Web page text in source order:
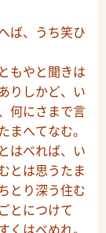
ば、うち笑ひ
もやと聞きは
りしかど、い
何にさまで言
へてなむ。
はべれば、い
とは思うたま
とり深う住む
とにつけて